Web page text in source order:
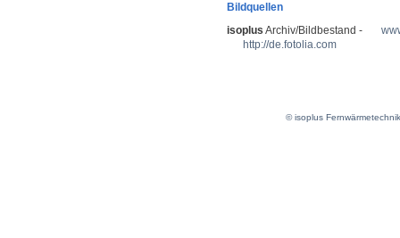
Bildquellen
isoplus Archiv/Bildbestand -
http://de.fotolia.com
© isoplus Fernwärmetechnik